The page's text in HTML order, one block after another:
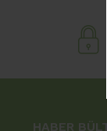
HABER